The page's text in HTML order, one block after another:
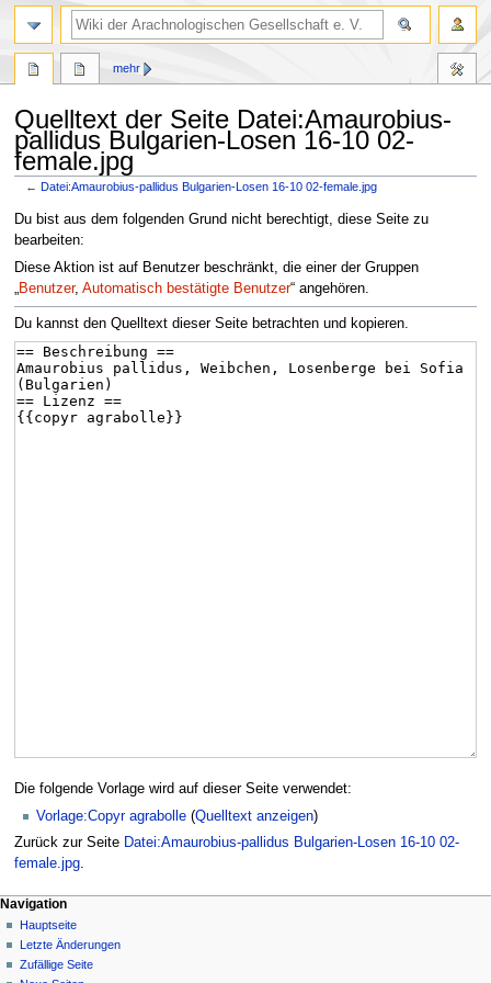
Quelltext der Seite Datei:Amaurobius-
pallidus Bulgarien-Losen 16-10 02-
female.jpg
←Datei:Amaurobius-pallidus Bulgarien-Losen 16-10 02-female.jpg
Zur
Navigation
springen
Zur
Suche
springen
Du bist aus dem folgenden Grund nicht berechtigt, diese Seite zu
bearbeiten:
Diese Aktion ist auf Benutzer beschränkt, die einer der Gruppen
„Benutzer, Automatisch bestätigte Benutzer“ angehören.
Du kannst den Quelltext dieser Seite betrachten und kopieren.
Die folgende Vorlage wird auf dieser Seite verwendet:
Vorlage:Copyr agrabolle (Quelltext anzeigen)
Zurück zur Seite Datei:Amaurobius-pallidus Bulgarien-Losen 16-10 02-
female.jpg.
mehr
Navigation
Hauptseite
Letzte Änderungen
Zufällige Seite